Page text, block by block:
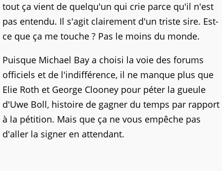
tout ça vient de quelqu'un qui crie parce qu'il n'est
pas entendu. Il s'agit clairement d'un triste sire. Est-
ce que ça me touche ? Pas le moins du monde.
Puisque Michael Bay a choisi la voie des forums
officiels et de l'indifférence, il ne manque plus que
Elie Roth et George Clooney pour péter la gueule
d'Uwe Boll, histoire de gagner du temps par rapport
à la pétition. Mais que ça ne vous empêche pas
d'aller la signer en attendant.